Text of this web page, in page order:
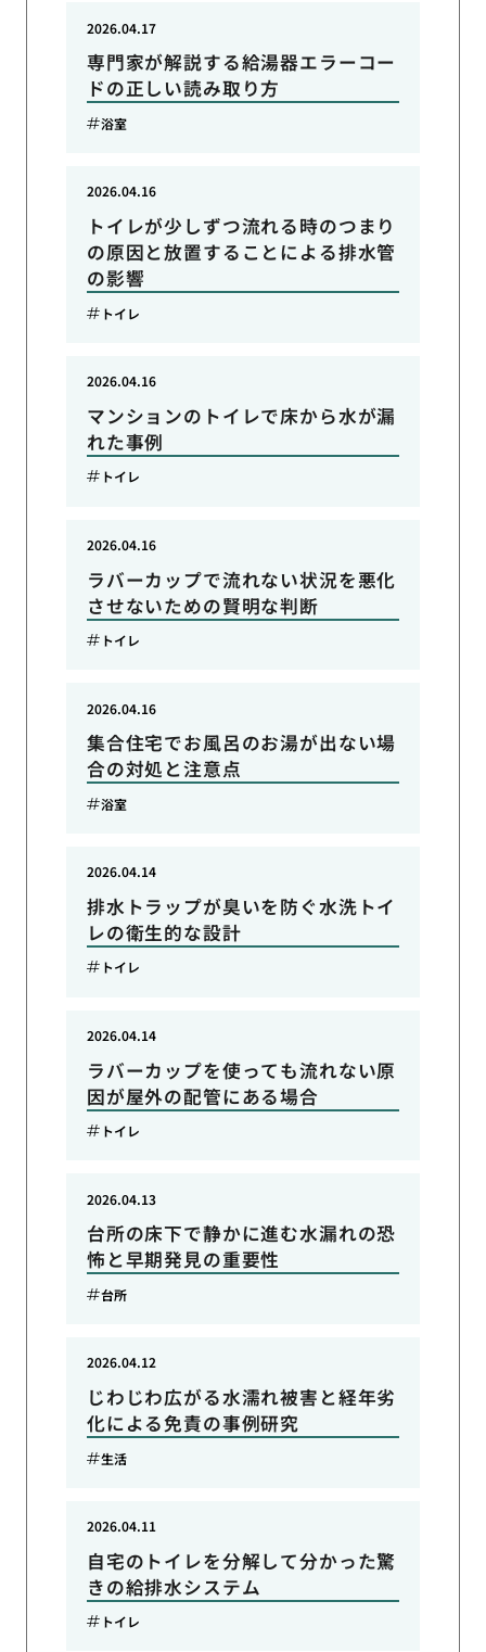
専門家が解説する給湯器エラーコー
ドの正しい読み取り方
2026.04.17
浴室
トイレが少しずつ流れる時のつまり
の原因と放置することによる排水管
の影響
2026.04.16
トイレ
マンションのトイレで床から水が漏
れた事例
2026.04.16
トイレ
ラバーカップで流れない状況を悪化
させないための賢明な判断
2026.04.16
トイレ
集合住宅でお風呂のお湯が出ない場
合の対処と注意点
2026.04.16
浴室
排水トラップが臭いを防ぐ水洗トイ
レの衛生的な設計
2026.04.14
トイレ
ラバーカップを使っても流れない原
因が屋外の配管にある場合
2026.04.14
トイレ
台所の床下で静かに進む水漏れの恐
怖と早期発見の重要性
2026.04.13
台所
じわじわ広がる水濡れ被害と経年劣
化による免責の事例研究
2026.04.12
生活
自宅のトイレを分解して分かった驚
きの給排水システム
2026.04.11
トイレ